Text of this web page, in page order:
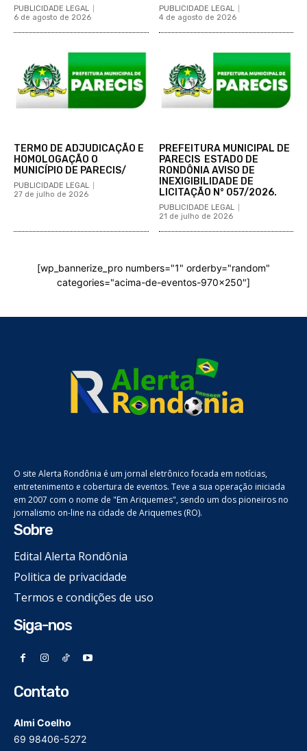
PUBLICIDADE LEGAL
6 de agosto de 2026
PUBLICIDADE LEGAL
4 de agosto de 2026
TERMO DE ADJUDICAÇÃO E
HOMOLOGAÇÃO O
MUNICÍPIO DE PARECIS/
PUBLICIDADE LEGAL
27 de julho de 2026
PREFEITURA MUNICIPAL DE
PARECIS ESTADO DE
RONDÔNIA AVISO DE
INEXIGIBILIDADE DE
LICITAÇÃO N° 057/2026.
PUBLICIDADE LEGAL
21 de julho de 2026
[wp_bannerize_pro numbers="1" orderby="random"
categories="acima-de-eventos-970x250"]
O site Alerta Rondônia é um jornal eletrônico focada em notícias,
entretenimento e cobertura de eventos. Teve a sua operação iniciada
em 2007 com o nome de "Em Ariquemes", sendo um dos pioneiros no
jornalismo on-line na cidade de Ariquemes (RO).
Sobre
Edital Alerta Rondônia
Politica de privacidade
Termos e condições de uso
Siga-nos
Contato
Almi Coelho
69 98406-5272